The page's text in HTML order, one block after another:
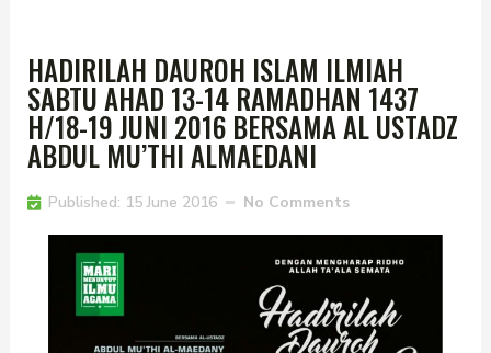
HADIRILAH DAUROH ISLAM ILMIAH
SABTU AHAD 13-14 RAMADHAN 1437
H/18-19 JUNI 2016 BERSAMA AL USTADZ
ABDUL MU’THI ALMAEDANI
Published: 15 June 2016 No Comments